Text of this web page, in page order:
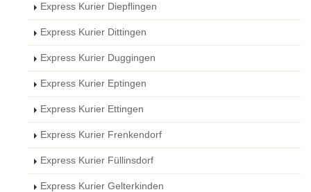
Express Kurier Diepflingen
Express Kurier Dittingen
Express Kurier Duggingen
Express Kurier Eptingen
Express Kurier Ettingen
Express Kurier Frenkendorf
Express Kurier Füllinsdorf
Express Kurier Gelterkinden